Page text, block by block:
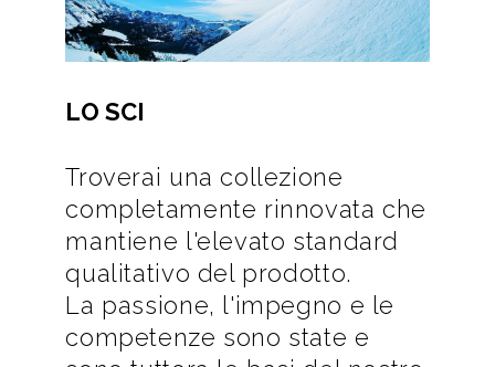
LO SCI
Troverai una collezione
completamente rinnovata che
mantiene l'elevato standard
qualitativo del prodotto.
La passione, l'impegno e le
competenze sono state e